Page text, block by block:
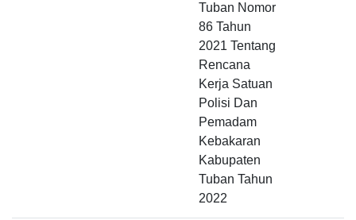
Tuban Nomor
86 Tahun
2021 Tentang
Rencana
Kerja Satuan
Polisi Dan
Pemadam
Kebakaran
Kabupaten
Tuban Tahun
2022